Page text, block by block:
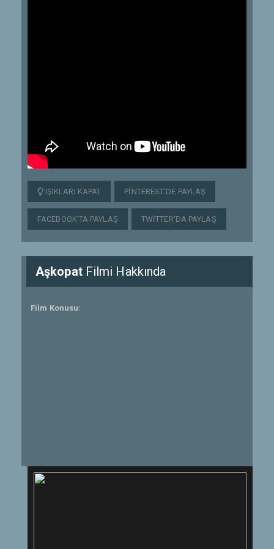
IŞIKLARI KAPAT PINTEREST'DE PAYLAŞ
FACEBOOK'TA PAYLAŞ TWITTER'DA PAYLAŞ
AşkopatFilmi Hakkında
Film Konusu: